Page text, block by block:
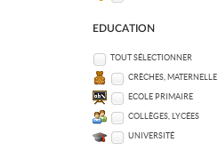
EDUCATION
TOUT SÉLECTIONNER
CRÈCHES, MATERNELLE
ECOLE PRIMAIRE
COLLÈGES, LYCÉES
UNIVERSITÉ